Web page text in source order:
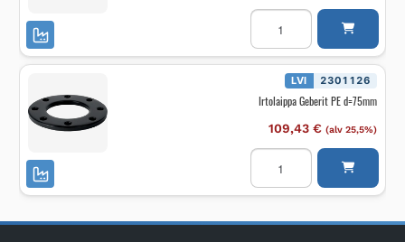
Irtolaippa
Geberit
d=160mm
määrä
LVI 2301126
Irtolaippa Geberit PE d=75mm
109,43 € (alv 25,5%)
Irtolaippa
Geberit
d=75mm